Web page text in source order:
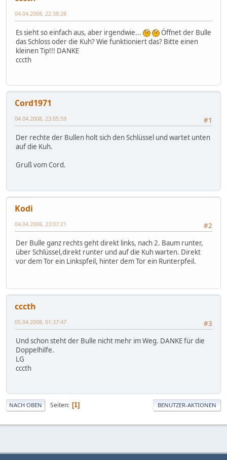
04.04.2008, 22:38:28
Es sieht so einfach aus, aber irgendwie...
Öffnet der Bulle
das Schloss oder die Kuh? Wie funktioniert das? Bitte einen
kleinen Tip!!! DANKE
cccth
Cord1971
#1
04.04.2008, 23:05:59
Der rechte der Bullen holt sich den Schlüssel und wartet unten
auf die Kuh.
Gruß vom Cord.
Kodi
#2
04.04.2008, 23:07:21
Der Bulle ganz rechts geht direkt links, nach 2. Baum runter,
über Schlüssel,direkt runter und auf die Kuh warten. Direkt
vor dem Tor ein Linkspfeil, hinter dem Tor ein Runterpfeil.
cccth
#3
05.04.2008, 01:37:47
Und schon steht der Bulle nicht mehr im Weg. DANKE für die
Doppelhilfe.
LG
cccth
NACH OBEN Seiten 1 BENUTZER-AKTIONEN